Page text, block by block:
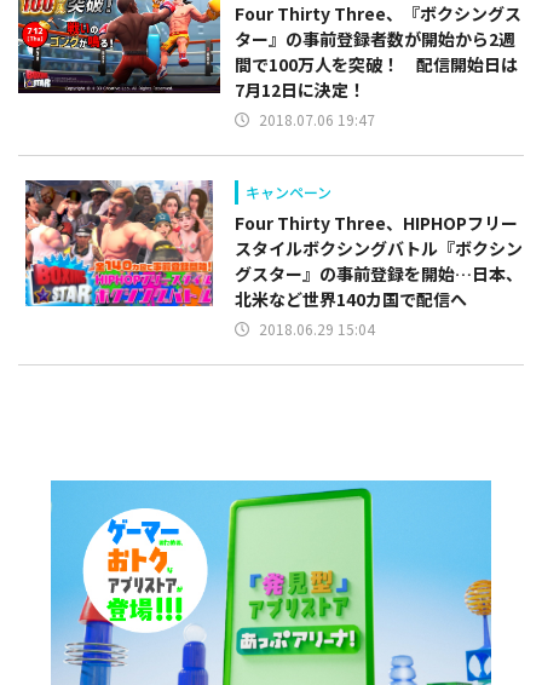
Four Thirty Three、『ボクシングス
ター』の事前登録者数が開始から2週
間で100万人を突破！ 配信開始日は
7月12日に決定！
2018.07.06 19:47
キャンペーン
Four Thirty Three、HIPHOPフリー
スタイルボクシングバトル『ボクシン
グスター』の事前登録を開始…日本、
北米など世界140カ国で配信へ
2018.06.29 15:04